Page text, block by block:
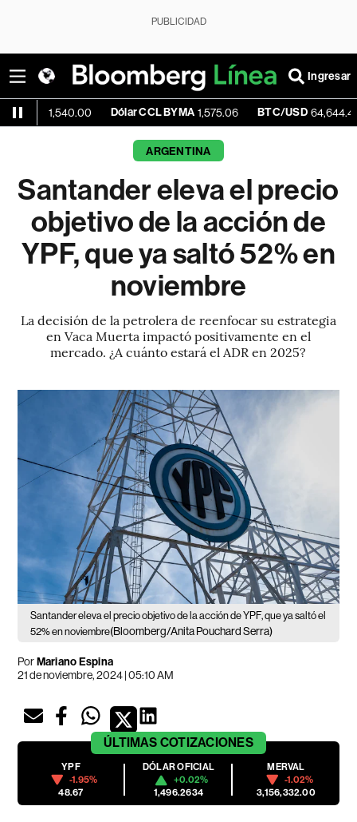
PUBLICIDAD
Ingresar
Dólar CCL BYMA 1,575.06 BTC/USD 64,644.44 -
ARGENTINA
Santander eleva el precio
objetivo de la acción de
YPF, que ya saltó 52% en
noviembre
La decisión de la petrolera de reenfocar su estrategia
en Vaca Muerta impactó positivamente en el
mercado. ¿A cuánto estará el ADR en 2025?
Santander eleva el precio objetivo de la acción de YPF, que ya saltó el
52% en noviembre(Bloomberg/Anita Pouchard Serra)
PorMariano Espina
21 de noviembre, 2024 | 05:10 AM
ÚLTIMAS COTIZACIONES
YPF
-1.95%
48.67
DÓLAR OFICIAL
+0.02%
1,496.2634
MERVAL
-1.02%
3,156,332.00